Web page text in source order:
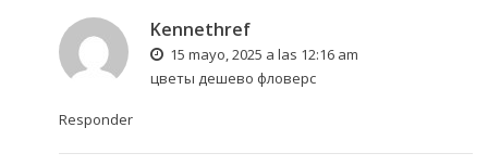
Kennethref
15 mayo, 2025 a las 12:16 am
цветы дешево фловерс
Responder